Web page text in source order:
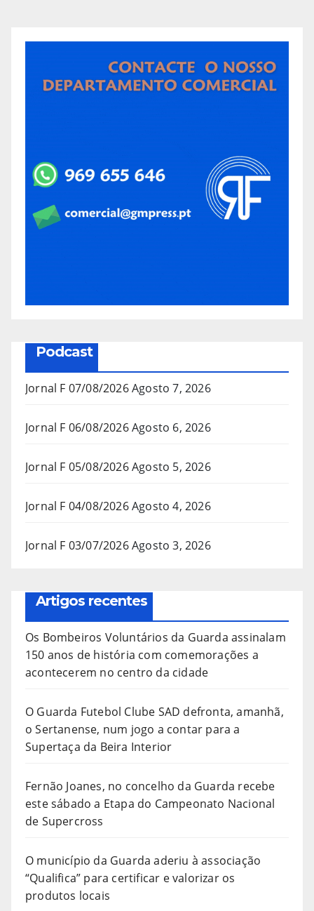
Podcast
Jornal F 07/08/2026Agosto 7, 2026
Jornal F 06/08/2026Agosto 6, 2026
Jornal F 05/08/2026Agosto 5, 2026
Jornal F 04/08/2026Agosto 4, 2026
Jornal F 03/07/2026Agosto 3, 2026
Artigos recentes
Os Bombeiros Voluntários da Guarda assinalam
150 anos de história com comemorações a
acontecerem no centro da cidade
O Guarda Futebol Clube SAD defronta, amanhã,
o Sertanense, num jogo a contar para a
Supertaça da Beira Interior
Fernão Joanes, no concelho da Guarda recebe
este sábado a Etapa do Campeonato Nacional
de Supercross
O município da Guarda aderiu à associação
“Qualifica” para certificar e valorizar os
produtos locais